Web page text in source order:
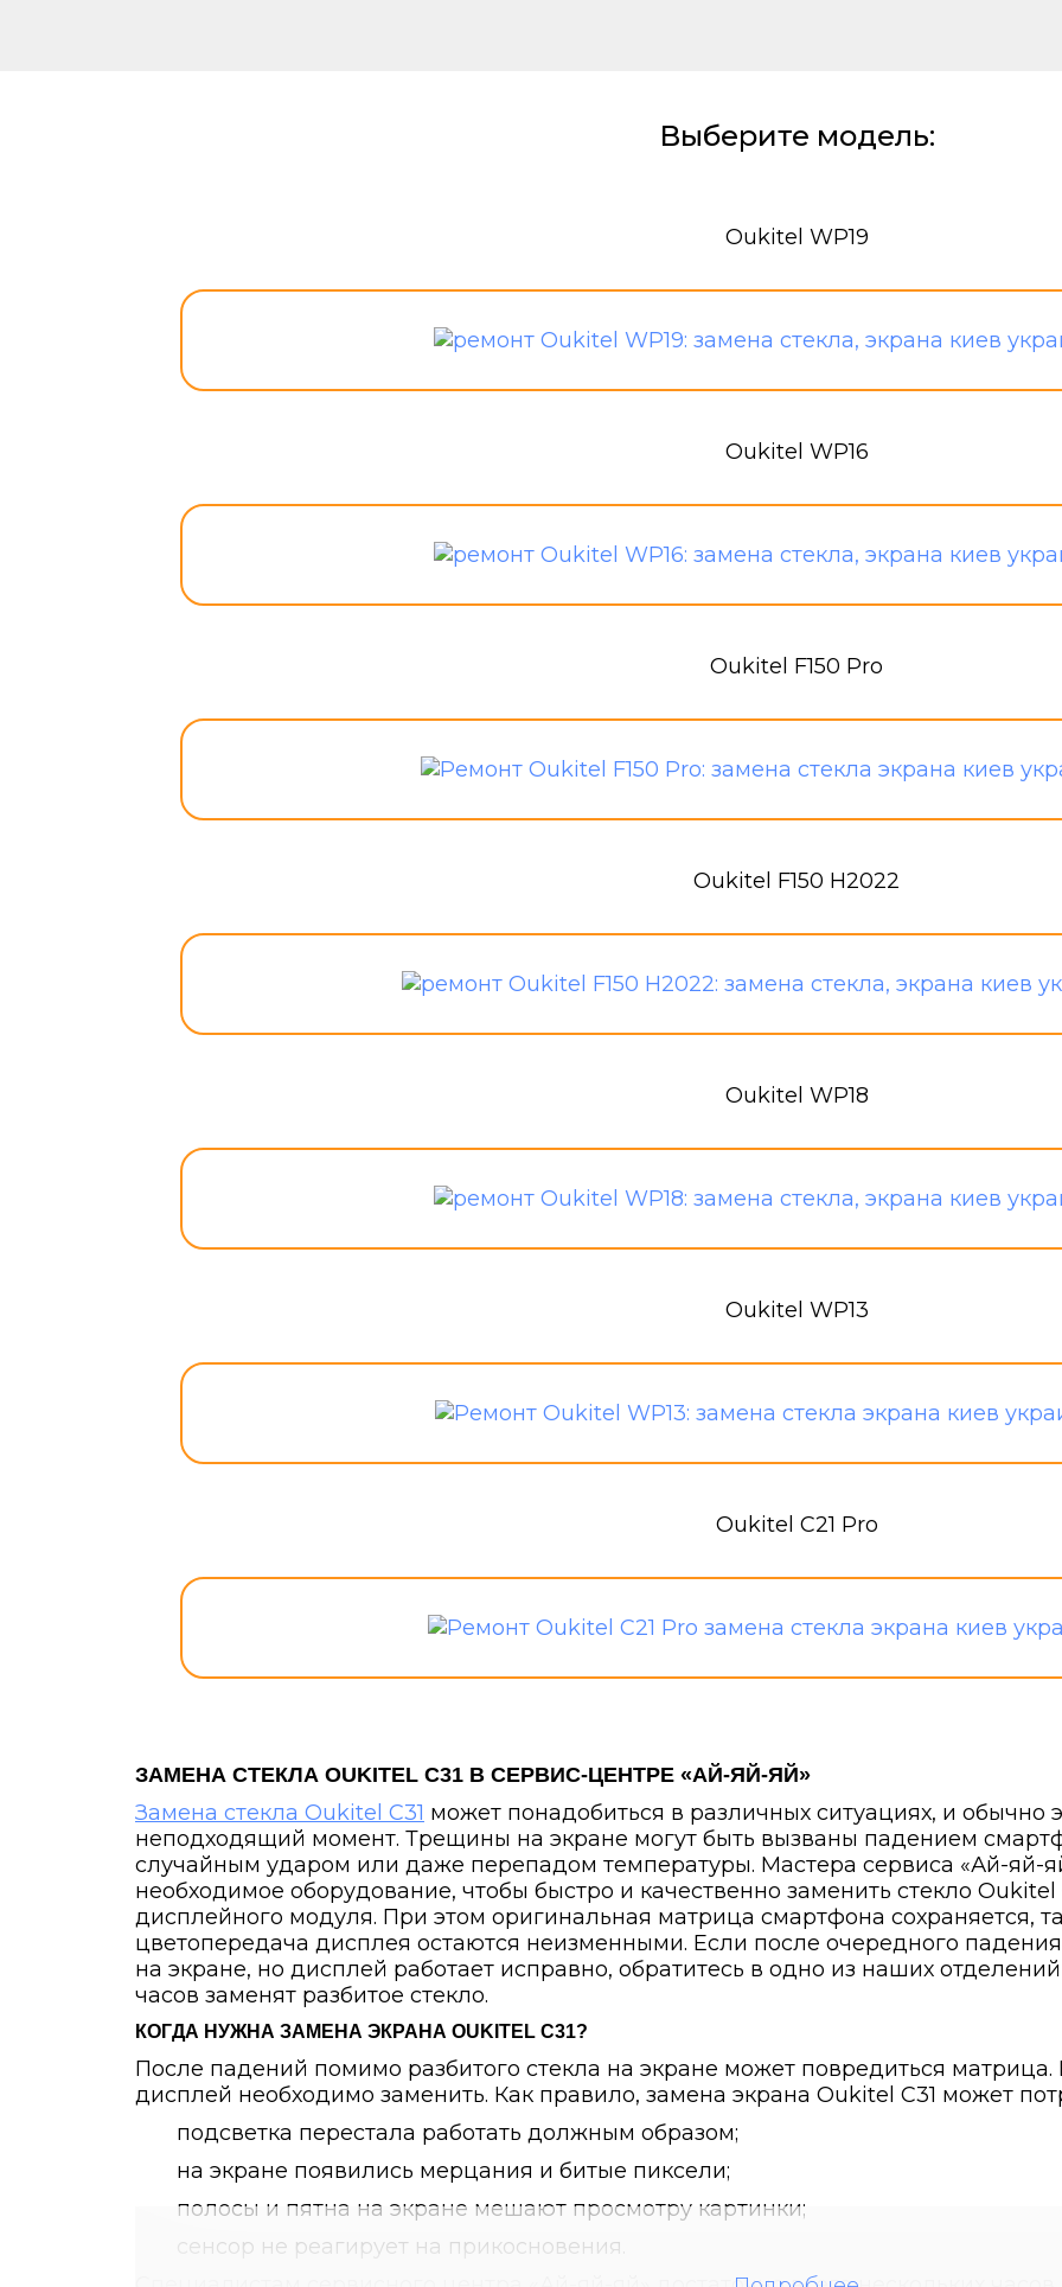
Выберите модель:
Oukitel WP19
Oukitel WP16
Oukitel F150 Pro
Oukitel F150 H2022
Oukitel WP18
Oukitel WP13
Oukitel C21 Pro
ЗАМЕНА СТЕКЛА OUKITEL C31 В СЕРВИС-ЦЕНТРЕ «АЙ-ЯЙ-ЯЙ»
Замена стекла Oukitel C31 может понадобиться в различных ситуациях, и обычно
неподходящий момент. Трещины на экране могут быть вызваны падением
случайным ударом или даже перепадом температуры. Мастера сервиса «Ай-яй-
необходимое оборудование, чтобы быстро и качественно заменить стекло
дисплейного модуля. При этом оригинальная матрица смартфона сохраняется,
цветопередача дисплея остаются неизменными. Если после очередного
на экране, но дисплей работает исправно, обратитесь в одно из наших
часов заменят разбитое стекло.
КОГДА НУЖНА ЗАМЕНА ЭКРАНА OUKITEL C31?
После падений помимо разбитого стекла на экране может повредиться матрица.
дисплей необходимо заменить. Как правило, замена экрана Oukitel C31 может
подсветка перестала работать должным образом;
на экране появились мерцания и битые пиксели;
полосы и пятна на экране мешают просмотру картинки;
сенсор не реагирует на прикосновения.